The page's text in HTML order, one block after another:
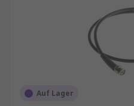
Auf Lager